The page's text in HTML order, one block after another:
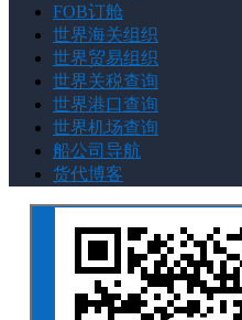
FOB订舱
世界海关组织
世界贸易组织
世界关税查询
世界港口查询
世界机场查询
船公司导航
货代博客